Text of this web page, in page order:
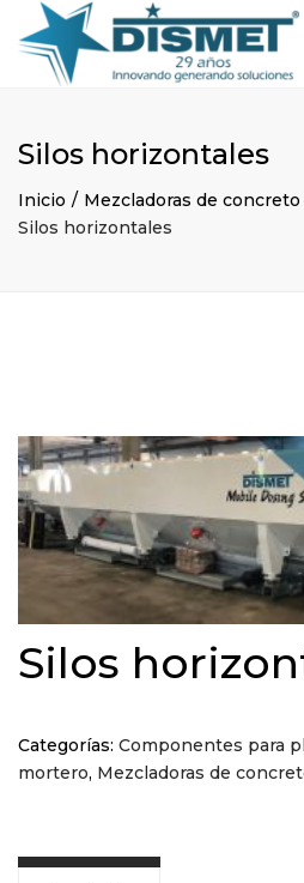
Silos horizontales
Inicio
Mezcladoras de
Silos horizontales
Silos
Categorías: Componentes para
mortero, Mezcladoras de